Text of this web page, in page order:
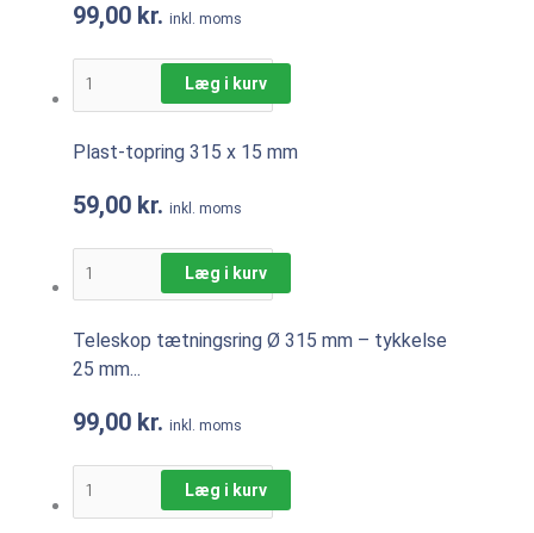
99,00 kr. inkl. moms
Læg i kurv
Plast-topring 315 x 15 mm
59,00 kr. inkl. moms
Læg i kurv
Teleskop tætningsring Ø 315 mm – tykkelse
25 mm...
99,00 kr. inkl. moms
Læg i kurv